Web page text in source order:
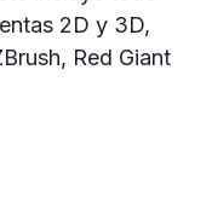
2D y 3D,
Red Giant